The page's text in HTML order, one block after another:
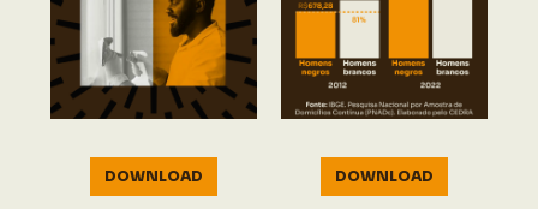
DOWNLOAD DOWNLOAD